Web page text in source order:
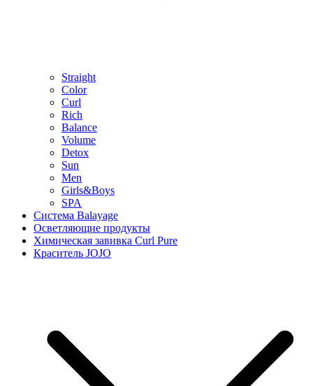
Straight
Color
Curl
Rich
Balance
Volume
Detox
Sun
Men
Girls&Boys
SPA
Система Balayage
Осветляющие продукты
Химическая завивка Curl Pure
Краситель JOJO